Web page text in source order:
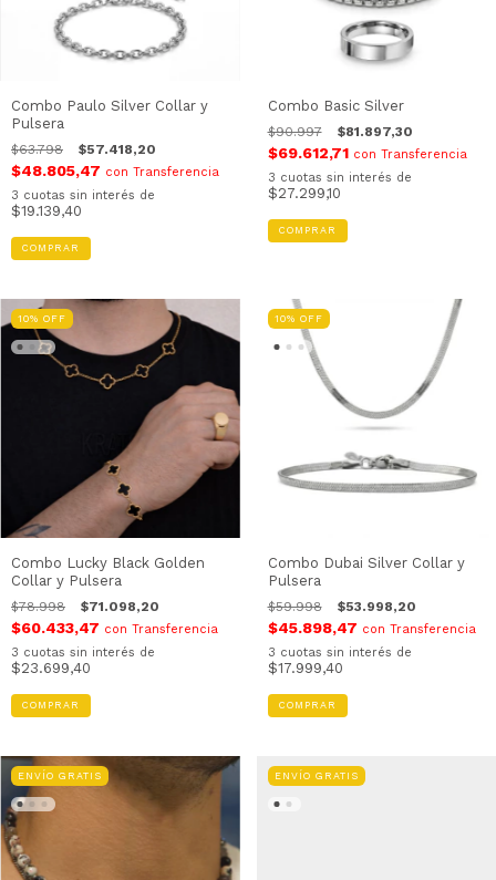
Combo Paulo Silver Collar y
Pulsera
$63.798 $57.418,20
$48.805,47 con Transferencia
3 cuotas sin interés de
$19.139,40
COMPRAR
Combo Basic Silver
$90.997 $81.897,30
$69.612,71 con Transferencia
3 cuotas sin interés de
$27.299,10
COMPRAR
10% OFF
Combo Lucky Black Golden
Collar y Pulsera
$78.998 $71.098,20
$60.433,47 con Transferencia
3 cuotas sin interés de
$23.699,40
COMPRAR
10% OFF
Combo Dubai Silver Collar y
Pulsera
$59.998 $53.998,20
$45.898,47 con Transferencia
3 cuotas sin interés de
$17.999,40
COMPRAR
ENVÍO GRATIS ENVÍO GRATIS